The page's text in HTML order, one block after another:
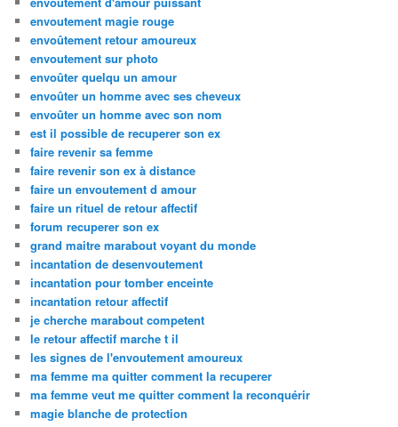
envoutement magie rouge
envoûtement retour amoureux
envoutement sur photo
envoûter quelqu un amour
envoûter un homme avec ses cheveux
envoûter un homme avec son nom
est il possible de recuperer son ex
faire revenir sa femme
faire revenir son ex à distance
faire un envoutement d amour
faire un rituel de retour affectif
forum recuperer son ex
grand maitre marabout voyant du monde
incantation de desenvoutement
incantation pour tomber enceinte
incantation retour affectif
je cherche marabout competent
le retour affectif marche t il
les signes de l'envoutement amoureux
ma femme ma quitter comment la recuperer
ma femme veut me quitter comment la reconquérir
magie blanche de protection